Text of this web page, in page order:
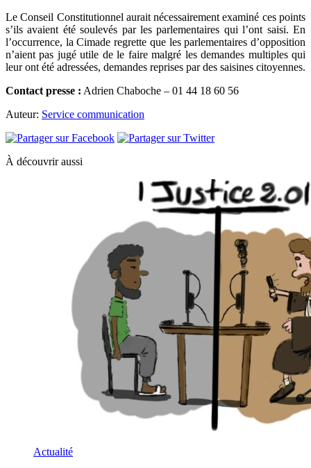
Le Conseil Constitutionnel aurait nécessairement examiné ces points
s’ils avaient été soulevés par les parlementaires qui l’ont saisi. En
l’occurrence, la Cimade regrette que les parlementaires d’opposition
n’aient pas jugé utile de le faire malgré les demandes multiples qui
leur ont été adressées, demandes reprises par des saisines citoyennes.
Contact presse : Adrien Chaboche – 01 44 18 60 56
Auteur: Service communication
À découvrir aussi
Actualité